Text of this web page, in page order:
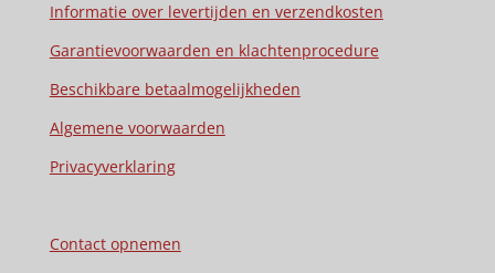
Informatie over levertijden en verzendkosten
Garantievoorwaarden en klachtenprocedure
Beschikbare betaalmogelijkheden
Algemene voorwaarden
Privacyverklaring
Contact opnemen